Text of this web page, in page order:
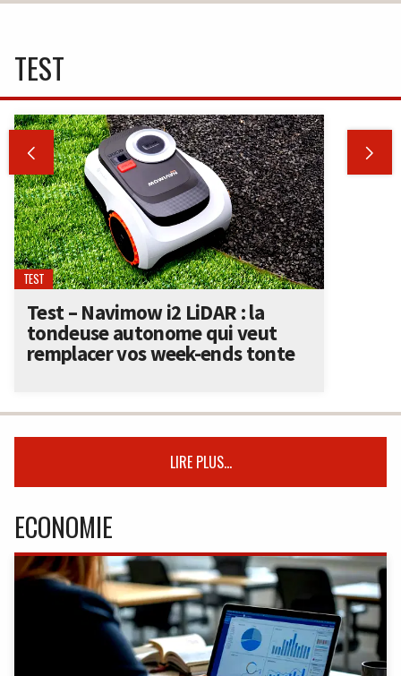
TEST
 
TEST
Test – Navimow i2 LiDAR : la
tondeuse autonome qui veut
remplacer vos week-ends tonte
LIRE PLUS...
ECONOMIE